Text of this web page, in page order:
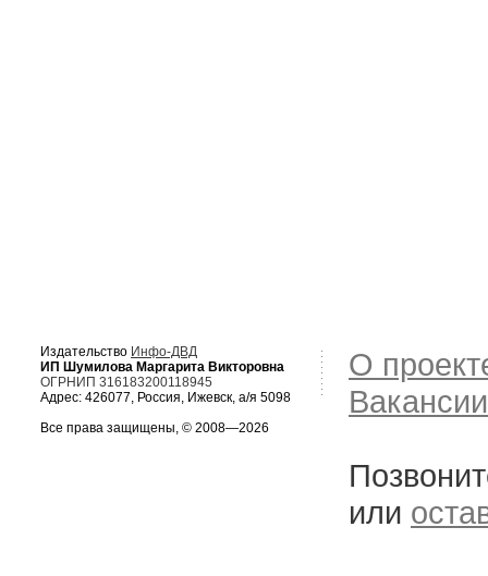
Издательство Инфо-ДВД
ИП Шумилова Маргарита Викторовна
ОГРНИП 316183200118945
Адрес: 426077, Россия, Ижевск, а/я 5098
Все права защищены, © 2008—2026
О
Вакансии
или